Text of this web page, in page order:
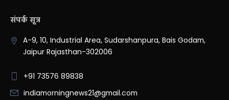
संपर्क सूत्र
A-9, 10, Industrial Area, Sudarshanpura, Bais Godam,
Jaipur Rajasthan-302006
+91 73576 89838
indiamorningnews21@gmail.com